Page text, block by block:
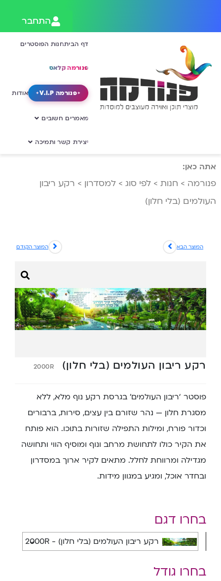
התחבר
דף הביתחנות הפוסטרים
פנורמה קלאס
פנורמה V.I.P אודות
מאמרים חשובים
יצירת קשר ותמיכה
אתה כאן:
פנורמה > חנות > לפי סוג > למסדרון > רקע ריבון
העולמים (בלי חלון)
המוצר הקודם המוצר הבא
רקע ריבון העולמים (בלי חלון) 2000R
פוסטר ‘ריבון העולמים’ בגרסת רקע נוף מלא, ללא
מסגרת חלון — נהר שזורם בין עצים, סירות, ברבורים
וכדור פורח, ומילות התפילה שזורות בתוכו. הוא פותח
את הקיר כולו לתחושת מרחב ונוף ומוסיף הווי ותחושה
מגדילה ומרווחת לחלל. מתאים לקיר ארוך במסדרון
ובחדר אוכל, ומגיע במגוון מידות.
בחרו דגם
רקע ריבון העולמים (בלי חלון) - 2000R
בחרו גודל